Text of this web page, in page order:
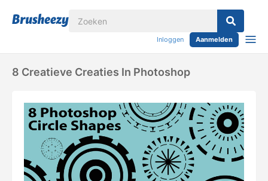
Inloggen Aanmelden
8 Creatieve Creaties In Photoshop